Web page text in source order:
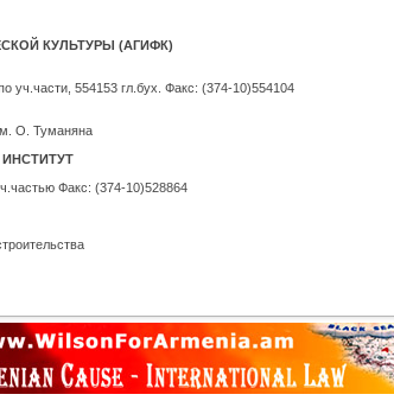
КУЛЬТУРЫ (АГИФК)
уч.части, 554153 гл.бух. Факс: (374-10)554104
О. Туманяна
Факс: (374-10)528864